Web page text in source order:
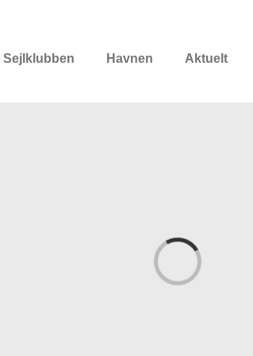
Sejlklubben Havnen Aktuelt
Loading...